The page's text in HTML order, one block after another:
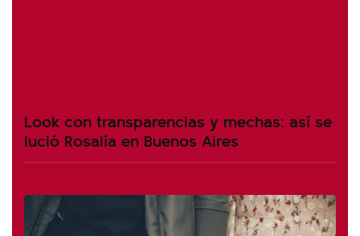
Look con transparencias y mechas: así se
lució Rosalía en Buenos Aires